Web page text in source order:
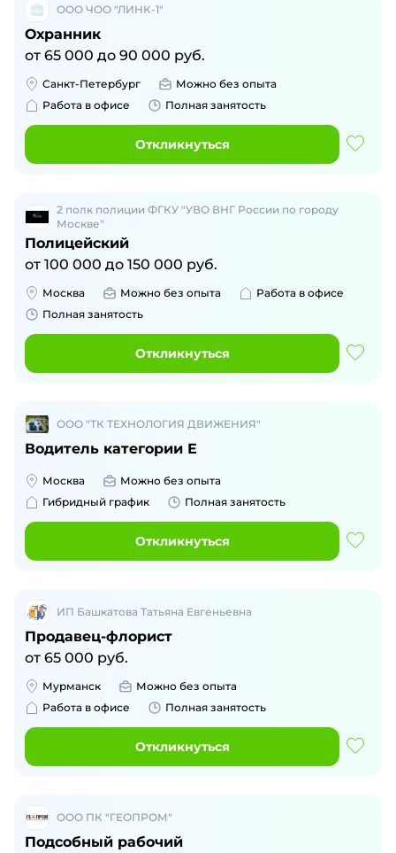
ООО ЧОО "ЛИНК-1"
Охранник
от 65 000 до 90 000 руб.
Санкт-Петербург
Можно без опыта
Работа в офисе
Полная занятость
Откликнуться
2 полк полиции ФГКУ "УВО ВНГ России по городу
Москве"
Полицейский
от 100 000 до 150 000 руб.
Москва Можно без опыта
Работа в офисе
Полная занятость
Откликнуться
ООО "ТК ТЕХНОЛОГИЯ ДВИЖЕНИЯ"
Водитель категории Е
Москва
Можно без опыта
Гибридный график
Полная занятость
Откликнуться
ИП Башкатова Татьяна Евгеньевна
Продавец-флорист
от 65 000 руб.
Мурманск
Можно без опыта
Работа в офисе
Полная занятость
Откликнуться
ООО ПК "ГЕОПРОМ"
Подсобный рабочий